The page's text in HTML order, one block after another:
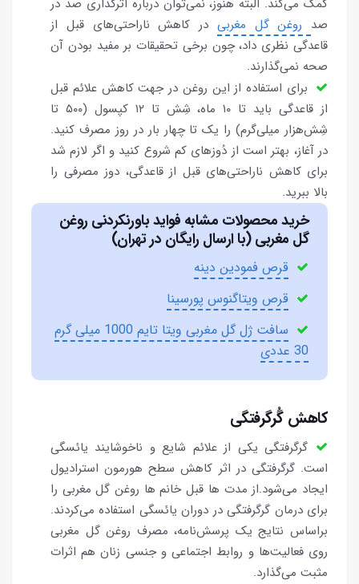
کمک می‌کند. البته هنوز، نمی‌توان درباره اثرگذاری صد در
صد روغن گل مغربی در کاهش ناراحتی‌های قبل از
قاعدگی نظری داد، چون برخی تحقیقات بر مفید بودن آن
صحه نمی‌گذارند.
برای استفاده از این روغن در جهت کاهش علائم قبل
از قاعدگی باید تا ۱۰ ماه، شِش تا ۱۲ کپسول (۵۰۰ تا
شِش‌هزار میلی‌گرم) را یک تا چهار بار در روز مصرف کنید.
در آغاز، بهتر است از دُوزهای کم شروع کنید و اگر لازم شد
برای کاهش ناراحتی‌های قبل از قاعدگی، دوز مصرفی را
بالا ببرید.
خرید محصولات مشابه فواید باورنکردنی روغن
گل مغربی (با ارسال رایگان در تهران)
قرص فمودین دینه
قرص ویتاگنوس پورسینا
سافت ژل گل مغربی ویتا تایم 1000 میلی گرم
30 عددی
کاهش گُرگرفتگی
گرگرفتگی یکی از علائم شایع و ناخوشایند یائسگی
است. گرگرفتگی در اثر کاهش سطح هورمون استرادیول
ایجاد می‌شود.از مدت ها قبل خانم ها روغن گل مغربی را
برای درمان گرگرفتگی در دوران یائسگی استفاده می‌کردند.
براساس نتایج یک پرسش‌نامه، مصرف روغن گل مغربی
روی فعالیت‌ها و روابط اجتماعی و جنسی زنان هم اثرات
مثبت می‌گذارد.